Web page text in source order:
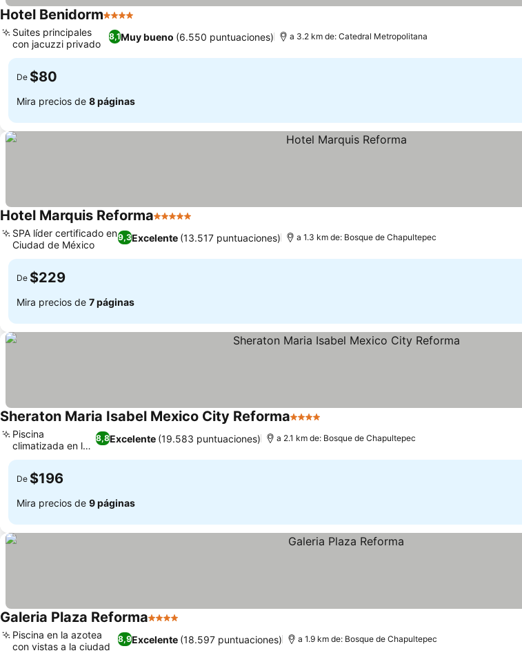
Hotel Benidorm4 Estrellas
8,1Muy bueno (6.550 puntuaciones)
Suites principales
con jacuzzi privado
a 3.2 km de: Catedral Metropolitana
De $80
Mira precios de 8 páginas
Hotel Marquis Reforma5 Estrellas
9,3Excelente (13.517 puntuaciones)
SPA líder certificado en
Ciudad de México
a 1.3 km de: Bosque de Chapultepec
De $229
Mira precios de 7 páginas
Sheraton Maria Isabel Mexico City Reforma4 Estrellas
8,8Excelente (19.583 puntuaciones)
Piscina
climatizada en la
azotea
a 2.1 km de: Bosque de Chapultepec
De $196
Mira precios de 9 páginas
Galeria Plaza Reforma4 Estrellas
8,9Excelente (18.597 puntuaciones)
Piscina en la azotea
con vistas a la ciudad
a 1.9 km de: Bosque de Chapultepec